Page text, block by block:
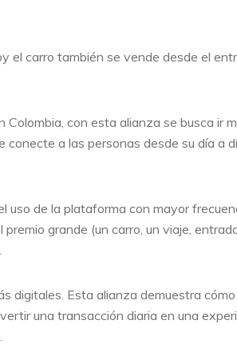
el carro también se vende desde el
Colombia, con esta alianza se busca ir
a las personas desde su día a
uso de la plataforma con mayor
grande (un carro, un viaje,
digitales. Esta alianza demuestra
una transacción diaria en una